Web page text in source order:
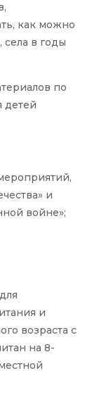
как можно
в годы
по
детей
и
войне»;
и
возраста с
на 8-